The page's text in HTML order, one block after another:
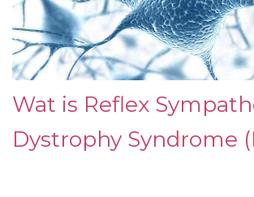
Wat is Reflex
Dystrophy Syndrome